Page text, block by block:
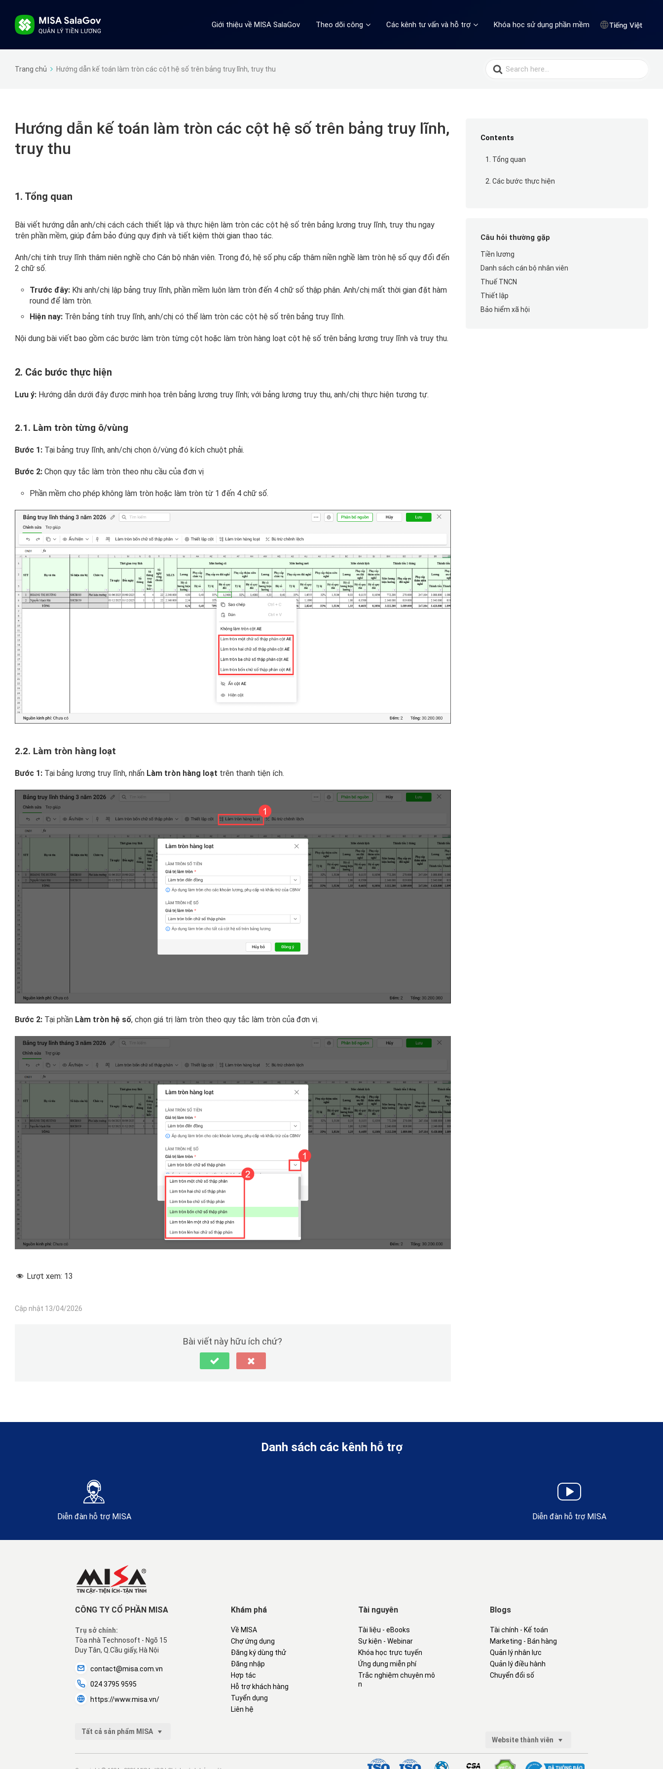
Giới thiệu về MISA SalaGov Theo dõi công Các kênh tư vấn và hỗ trợ Khóa học sử dụng phần mềm Tiếng Việt
Trang chủ Hướng dẫn kế toán làm tròn các cột hệ số trên bảng truy lĩnh, truy thu
Search
for:
Hướng dẫn kế toán làm tròn các cột hệ số trên bảng truy lĩnh,
truy thu
1. Tổng quan
Bài viết hướng dẫn anh/chị cách cách thiết lập và thực hiện làm tròn các cột hệ số trên bảng lương truy lĩnh, truy thu ngay
trên phần mềm, giúp đảm bảo đúng quy định và tiết kiệm thời gian thao tác.
Anh/chị tính truy lĩnh thâm niên nghề cho Cán bộ nhân viên. Trong đó, hệ số phụ cấp thâm niền nghề làm tròn hệ số quy đổi đến
2 chữ số.
Trước đây: Khi anh/chị lập bảng truy lĩnh, phần mềm luôn làm tròn đến 4 chữ số thập phân. Anh/chị mất thời gian đặt hàm
round để làm tròn.
Hiện nay: Trên bảng tính truy lĩnh, anh/chị có thể làm tròn các cột hệ số trên bảng truy lĩnh.
Nội dung bài viết bao gồm các bước làm tròn từng cột hoặc làm tròn hàng loạt cột hệ số trên bảng lương truy lĩnh và truy thu.
2. Các bước thực hiện
Lưu ý: Hướng dẫn dưới đây được minh họa trên bảng lương truy lĩnh; với bảng lương truy thu, anh/chị thực hiện tương tự.
2.1. Làm tròn từng ô/vùng
Bước 1: Tại bảng truy lĩnh, anh/chị chọn ô/vùng đó kích chuột phải.
Bước 2: Chọn quy tắc làm tròn theo nhu cầu của đơn vị
Phần mềm cho phép không làm tròn hoặc làm tròn từ 1 đến 4 chữ số.
2.2. Làm tròn hàng loạt
Bước 1: Tại bảng lương truy lĩnh, nhấn Làm tròn hàng loạt trên thanh tiện ích.
Bước 2: Tại phần Làm tròn hệ số, chọn giá trị làm tròn theo quy tắc làm tròn của đơn vị.
Lượt xem: 13
Cập nhật 13/04/2026
Bài viết này hữu ích chứ?
Contents
1. Tổng quan
2. Các bước thực hiện
Câu hỏi thường gặp
Tiền lương
Danh sách cán bộ nhân viên
Thuế TNCN
Thiết lập
Bảo hiểm xã hội
Danh sách các kênh hỗ trợ
Diễn đàn hỗ trợ MISA Diễn đàn hỗ trợ MISA
CÔNG TY CỔ PHẦN MISA
Trụ sở chính:
Tòa nhà Technosoft - Ngõ 15
Duy Tân, Q.Cầu giấy, Hà Nội
contact@misa.com.vn
024 3795 9595
https://www.misa.vn/
Tất cả sản phẩm MISA
Khám phá
Về MISA
Chợ ứng dụng
Đăng ký dùng thử
Đăng nhập
Hợp tác
Hỗ trợ khách hàng
Tuyển dụng
Liên hệ
Tài nguyên
Tài liệu - eBooks
Sự kiện - Webinar
Khóa học trực tuyến
Ứng dụng miễn phí
Trắc nghiệm chuyên mô
n
Blogs
Tài chính - Kế toán
Marketing - Bán hàng
Quản lý nhân lực
Quản lý điều hành
Chuyển đổi số
Website thành viên